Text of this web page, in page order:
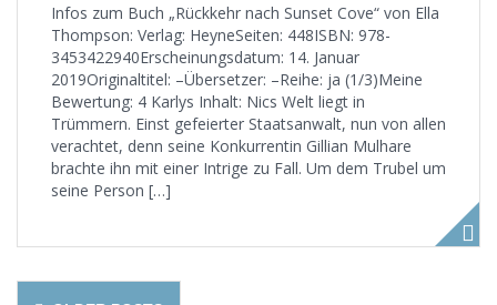
Infos zum Buch „Rückkehr nach Sunset Cove“ von Ella
Thompson: Verlag: HeyneSeiten: 448ISBN: 978-
3453422940Erscheinungsdatum: 14. Januar
2019Originaltitel: –Übersetzer: –Reihe: ja (1/3)Meine
Bewertung: 4 Karlys Inhalt: Nics Welt liegt in
Trümmern. Einst gefeierter Staatsanwalt, nun von allen
verachtet, denn seine Konkurrentin Gillian Mulhare
brachte ihn mit einer Intrige zu Fall. Um dem Trubel um
seine Person […]